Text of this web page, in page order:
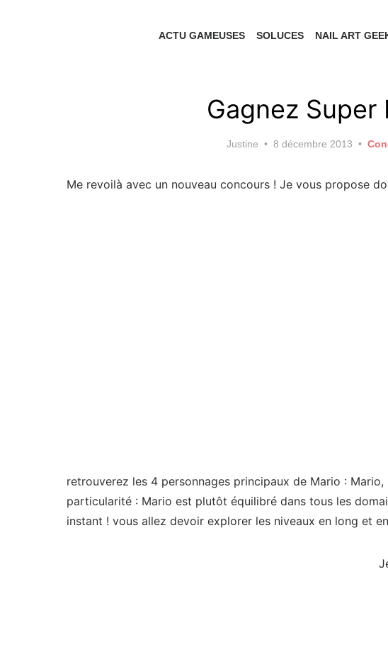
ACTU GAMEUSES SOLUCES NAIL ART
Gagnez
Justine
Posted
8 décembre 2013
Me revoilà avec un nouveau concours ! Je vous propose
retrouverez les 4 personnages principaux de Mario :
particularité : Mario est plutôt équilibré dans tous les
instant ! vous allez devoir explorer les niveaux en long et